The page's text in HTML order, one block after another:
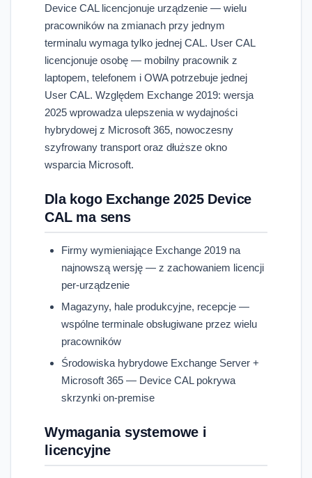
Device CAL licencjonuje urządzenie — wielu
pracowników na zmianach przy jednym
terminalu wymaga tylko jednej CAL. User CAL
licencjonuje osobę — mobilny pracownik z
laptopem, telefonem i OWA potrzebuje jednej
User CAL. Względem Exchange 2019: wersja
2025 wprowadza ulepszenia w wydajności
hybrydowej z Microsoft 365, nowoczesny
szyfrowany transport oraz dłuższe okno
wsparcia Microsoft.
Dla kogo Exchange 2025 Device
CAL ma sens
Firmy wymieniające Exchange 2019 na
najnowszą wersję — z zachowaniem licencji
per-urządzenie
Magazyny, hale produkcyjne, recepcje —
wspólne terminale obsługiwane przez wielu
pracowników
Środowiska hybrydowe Exchange Server +
Microsoft 365 — Device CAL pokrywa
skrzynki on-premise
Wymagania systemowe i
licencyjne